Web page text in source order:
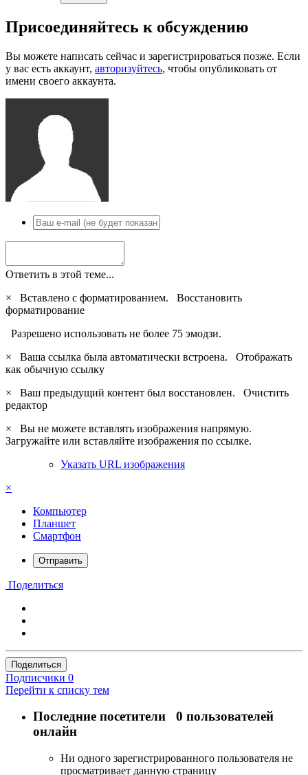
Присоединяйтесь к обсуждению
Вы можете написать сейчас и зарегистрироваться позже. Если
у вас есть аккаунт, авторизуйтесь, чтобы опубликовать от
имени своего аккаунта.
Ответить в этой теме...
×
Вставлено с форматированием. Восстановить
форматирование
Разрешено использовать не более 75 эмодзи.
×
Ваша ссылка была автоматически встроена. Отображать
как обычную ссылку
×
Ваш предыдущий контент был восстановлен. Очистить
редактор
×
Вы не можете вставлять изображения напрямую.
Загружайте или вставляйте изображения по ссылке.
Указать URL изображения
×
Компьютер
Планшет
Смартфон
Отправить
Поделиться
Поделиться
Подписчики 0
Перейти к списку тем
Последние посетители 0 пользователей
онлайн
Ни одного зарегистрированного пользователя не
просматривает данную страницу